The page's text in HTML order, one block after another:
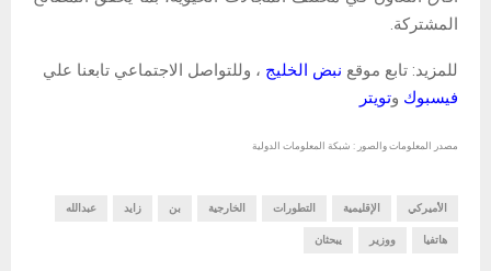
المشتركة.
للمزيد: تابع موقع نبض الخليج ، وللتواصل الاجتماعي تابعنا علي
فيسبوك وتويتر
مصدر المعلومات والصور : شبكة المعلومات الدولية
الأميركي الإقليمية التطورات الخارجية بن زايد عبدالله
هاتفيا ووزير يبحثان